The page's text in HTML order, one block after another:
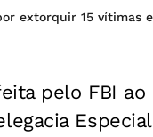
extorquir 15 vítimas
pelo FBI